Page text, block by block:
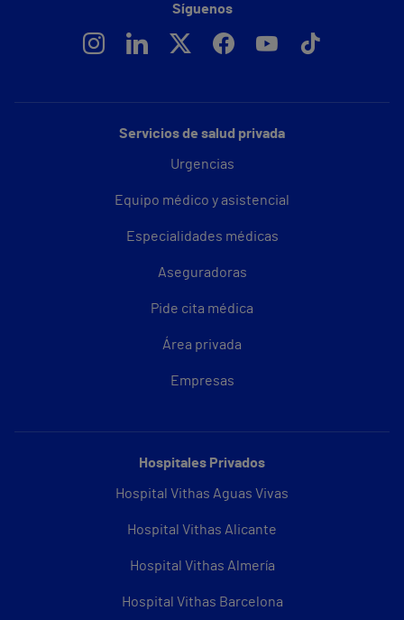
Servicios de salud privada
Urgencias
Equipo médico y asistencial
Especialidades médicas
Aseguradoras
Pide cita médica
Área privada
Empresas
Hospitales Privados
Hospital Vithas Aguas Vivas
Hospital Vithas Alicante
Hospital Vithas Almería
Hospital Vithas Barcelona
Síguenos